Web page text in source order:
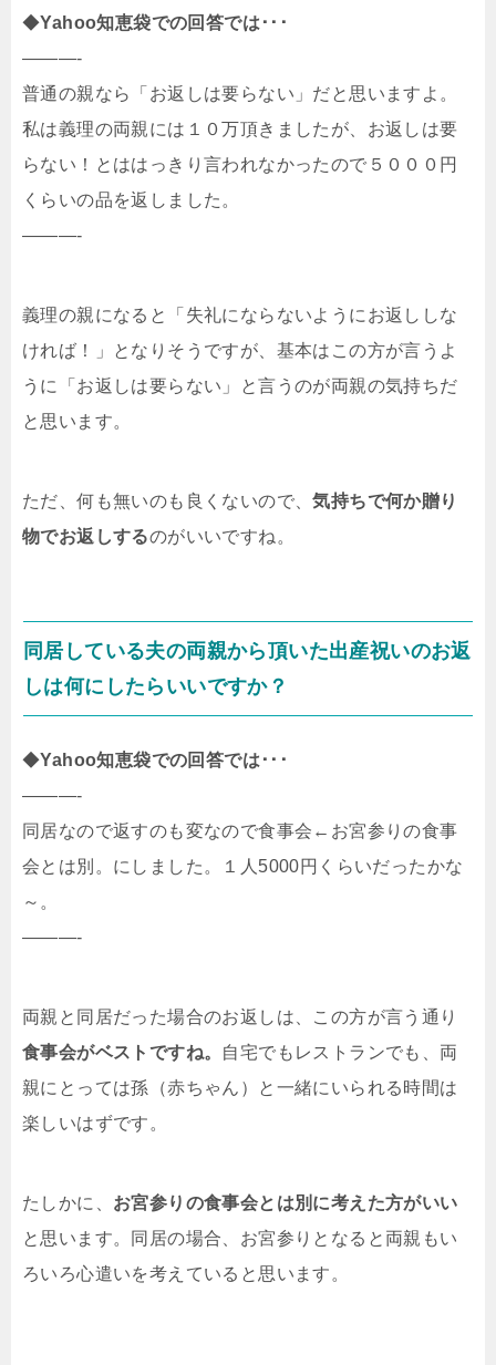
◆Yahoo知恵袋での回答では･･･
———-
普通の親なら「お返しは要らない」だと思いますよ。
私は義理の両親には１０万頂きましたが、お返しは要
らない！とははっきり言われなかったので５０００円
くらいの品を返しました。
———-
義理の親になると「失礼にならないようにお返ししな
ければ！」となりそうですが、基本はこの方が言うよ
うに「お返しは要らない」と言うのが両親の気持ちだ
と思います。
ただ、何も無いのも良くないので、気持ちで何か贈り
物でお返しするのがいいですね。
同居している夫の両親から頂いた出産祝いのお返
しは何にしたらいいですか？
◆Yahoo知恵袋での回答では･･･
———-
同居なので返すのも変なので食事会←お宮参りの食事
会とは別。にしました。１人5000円くらいだったかな
～。
———-
両親と同居だった場合のお返しは、この方が言う通り
食事会がベストですね。 自宅でもレストランでも、両
親にとっては孫（赤ちゃん）と一緒にいられる時間は
楽しいはずです。
たしかに、 お宮参りの食事会とは別に考えた方がいい
と思います。同居の場合、お宮参りとなると両親もい
ろいろ心遣いを考えていると思います。